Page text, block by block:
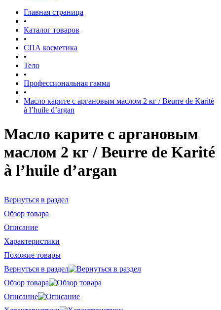
Главная страница
•
Каталог товаров
•
СПА косметика
•
Тело
•
Профессиональная гамма
•
Масло карите с аргановым маслом 2 кг / Beurre de Karité
à l’huile d’argan
Масло карите с аргановым
маслом 2 кг / Beurre de Karité
à l’huile d’argan
Вернуться в раздел
Обзор товара
Описание
Характеристики
Похожие товары
Вернуться в раздел
Обзор товара
Описание